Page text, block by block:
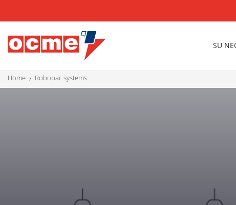
SU
home robopac systems